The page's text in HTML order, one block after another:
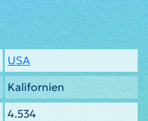
USA
Kalifornien
4.534